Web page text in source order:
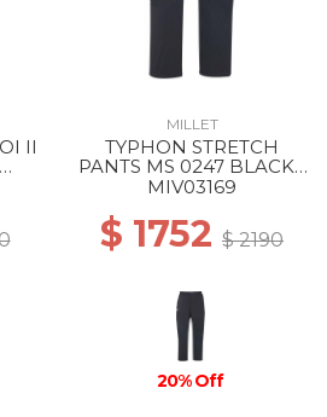
II
MILLET
TYPHON STRETCH
PANTS MS 0247 BLACK -
NOIR
MIV03169
$ 1752 $ 2190
20% Off